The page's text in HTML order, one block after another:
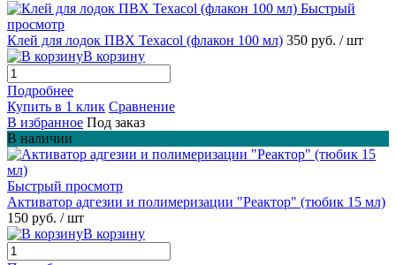
Быстрый
просмотр
Клей для лодок ПВХ Texacol (флакон 100 мл) 350 руб. / шт
В корзину
Подробнее
Купить в 1 клик Сравнение
В избранное Под заказ
В наличии
Быстрый просмотр
Активатор адгезии и полимеризации "Реактор" (тюбик 15 мл)
150 руб. / шт
В корзину